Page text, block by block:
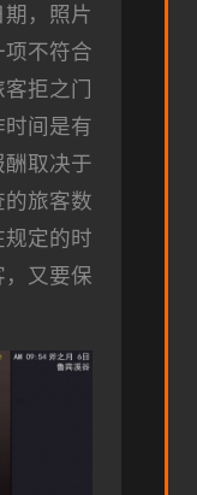
，照片
项不符合
拒之门
间是有
酬取决于
旅客数
定的时
又要保